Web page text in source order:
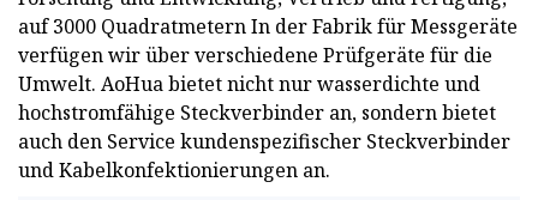
auf 3000 Quadratmetern In der Fabrik für Messgeräte
verfügen wir über verschiedene Prüfgeräte für die
Umwelt. AoHua bietet nicht nur wasserdichte und
hochstromfähige Steckverbinder an, sondern bietet
auch den Service kundenspezifischer Steckverbinder
und Kabelkonfektionierungen an.